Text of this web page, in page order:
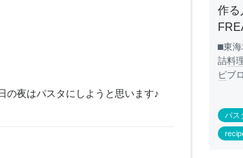
の夜はパスタにしようと思います♪
作る
⬛︎東
詰料
ピブ
パス